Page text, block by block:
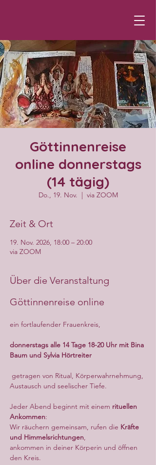
Göttinnenreise
online donnerstags
(14 tägig)
Do., 19. Nov.
  |
via ZOOM
Zeit & Ort
19. Nov. 2026, 18:00 – 20:00
via ZOOM
Über die Veranstaltung
Göttinnenreise online
ein fortlaufender Frauenkreis,
donnerstags alle 14 Tage 18-20 Uhr mit Bina
Baum und Sylvia Hörtreiter
getragen von Ritual, Körperwahrnehmung,
Austausch und seelischer Tiefe.
Jeder Abend beginnt mit einem rituellen
Ankommen:
Wir räuchern gemeinsam, rufen die Kräfte
und Himmelsrichtungen,
ankommen in deiner Körperin und öffnen
den Kreis.